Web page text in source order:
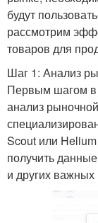
будут
рассмотрим
товаров для
Шаг 1: Анализ
Первым шагом в
анализ
Scout или
получить
и других важных